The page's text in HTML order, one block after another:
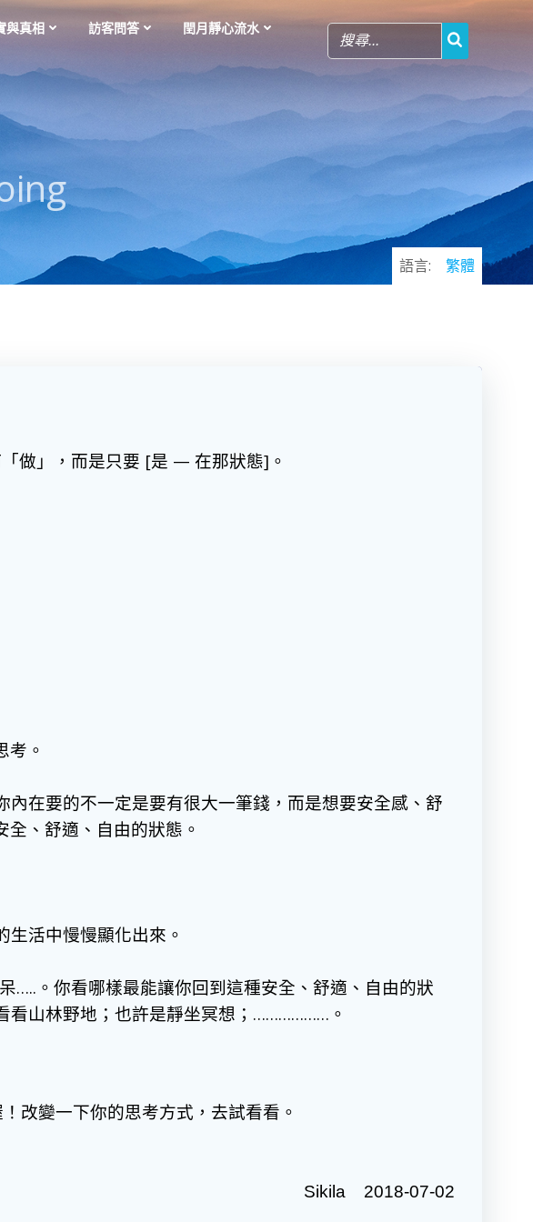
與真相 訪客問答 閏月靜心流水
語言: 繁體
做」，而是只要 [是 — 在那狀態]。
考。
在要的不一定是要有很大一筆錢，而是想要安全感、舒
、舒適、自由的狀態。
活中慢慢顯化出來。
…..。你看哪樣最能讓你回到這種安全、舒適、自由的狀
看山林野地；也許是靜坐冥想；………………。
改變一下你的思考方式，去試看看。
Sikila 2018-07-02